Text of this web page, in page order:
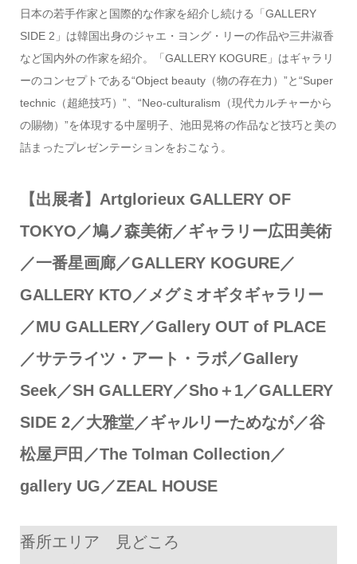
日本の若手作家と国際的な作家を紹介し続ける「GALLERY
SIDE 2」は韓国出身のジャエ・ヨング・リーの作品や三井淑香
など国内外の作家を紹介。「GALLERY KOGURE」はギャラリ
ーのコンセプトである“Object beauty（物の存在力）”と“Super
technic（超絶技巧）”、“Neo-culturalism（現代カルチャーから
の賜物）”を体現する中屋明子、池田晃将の作品など技巧と美の
詰まったプレゼンテーションをおこなう。
【出展者】Artglorieux GALLERY OF
TOKYO／鳩ノ森美術／ギャラリー広田美術
／一番星画廊／GALLERY KOGURE／
GALLERY KTO／メグミオギタギャラリー
／MU GALLERY／Gallery OUT of PLACE
／サテライツ・アート・ラボ／Gallery
Seek／SH GALLERY／Sho＋1／GALLERY
SIDE 2／大雅堂／ギャルリーためなが／谷
松屋戸田／The Tolman Collection／
gallery UG／ZEAL HOUSE
番所エリア 見どころ